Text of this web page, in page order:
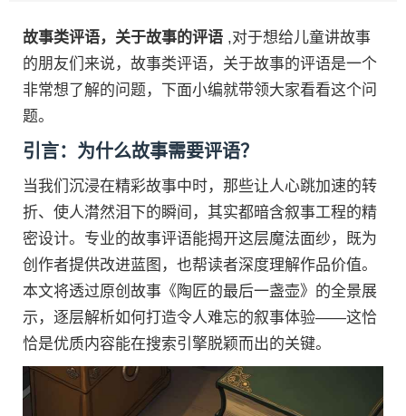
故事类评语，关于故事的评语 ,对于想给儿童讲故事
的朋友们来说，故事类评语，关于故事的评语是一个
非常想了解的问题，下面小编就带领大家看看这个问
题。
引言：为什么故事需要评语？
当我们沉浸在精彩故事中时，那些让人心跳加速的转
折、使人潸然泪下的瞬间，其实都暗含叙事工程的精
密设计。专业的故事评语能揭开这层魔法面纱，既为
创作者提供改进蓝图，也帮读者深度理解作品价值。
本文将透过原创故事《陶匠的最后一盏壶》的全景展
示，逐层解析如何打造令人难忘的叙事体验——这恰
恰是优质内容能在搜索引擎脱颖而出的关键。